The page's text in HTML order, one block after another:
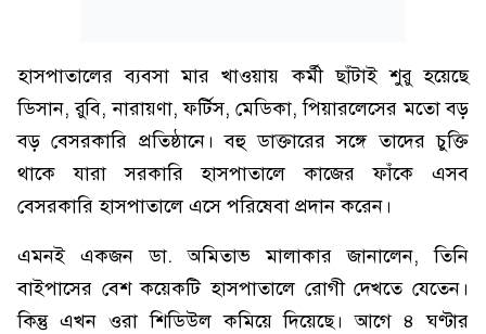
হাসপাতালের ব্যবসা মার খাওয়ায় কর্মী ছাঁটাই শুরু হয়েছে
ডিসান, রুবি, নারায়ণা, ফর্টিস, মেডিকা, পিয়ারলেসের মতো বড়
বড় বেসরকারি প্রতিষ্ঠানে। বহু ডাক্তারের সঙ্গে তাদের চুক্তি
থাকে যারা সরকারি হাসপাতালে কাজের ফাঁকে এসব
বেসরকারি হাসপাতালে এসে পরিষেবা প্রদান করেন।
এমনই একজন ডা. অমিতাভ মালাকার জানালেন, তিনি
বাইপাসের বেশ কয়েকটি হাসপাতালে রোগী দেখতে যেতেন।
কিন্তু এখন ওরা শিডিউল কমিয়ে দিয়েছে। আগে ৪ ঘণ্টার